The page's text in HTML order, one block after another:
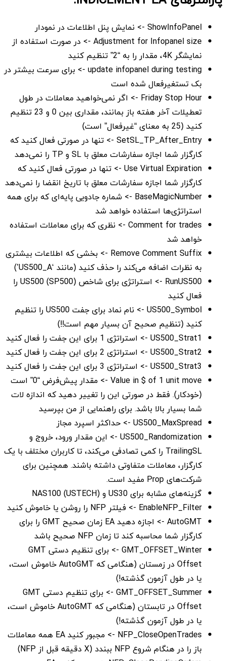
ShowInfoPanel -> نمایش پنل اطلاعات در نمودار
Adjustment for Infopanel size -> در صورت استفاده از
نمایشگر 4K، مقدار را به “2” تنظیم کنید
update infopanel during testing -> برای سرعت بیشتر در
بک تستغیرفعال شده است
Friday Stop Hour -> اگر نمی‌خواهید معاملات در طول
تعطیلات آخر هفته باز بمانند، مقداری بین 0 و 23 تنظیم
کنید (25 به معنای “غیرفعال” است)
SetSL_TP_After_Entry -> تنها در صورتی فعال کنید که
کارگزار شما اجازه سفارشات معلق با SL و TP را نمی‌دهد
Use Virtual Expiration -> تنها در صورتی فعال کنید که
کارگزار شما اجازه سفارشات معلق با تاریخ انقضا را نمی‌دهد
BaseMagicNumber -> شماره جادویی پایه‌ای که برای همه
استراتژی‌ها استفاده خواهد شد
Comment for trades -> نظری که برای معاملات استفاده
خواهد شد
Remove Comment Suffix -> بخشی که اطلاعات بیشتری
به نظرات اضافه می‌کند را حذف کنید (مانند ‘US500_A’)
RunUS500 -> استراتژی برای شاخص US500 (SP500) را
فعال کنید
US500_Symbol -> نام نماد برای جفت US500 را تنظیم
کنید (تنظیم صحیح آن بسیار مهم است!!)
US500_Strat1 -> استراتژی 1 برای این جفت را فعال کنید
US500_Strat2 -> استراتژی 2 برای این جفت را فعال کنید
US500_Strat3 -> استراتژی 3 برای این جفت را فعال کنید
Value in $ of 1 unit move -> مقدار پیش‌فرض “0” است
(خودکار). فقط در صورتی این را تغییر دهید که اندازه لات
شما بسیار بالا باشد. برای راهنمایی از من بپرسید
US500_MaxSpread -> حداکثر اسپرد مجاز
US500_Randomization -> این مقدار ورود، خروج و
TrailingSL را کمی تصادفی می‌کند، تا کاربران مختلف با یک
کارگزار، معاملات متفاوتی داشته باشند. همچنین برای
شرکت‌های Prop مفید است.
گزینه‌های مشابه برای US30 و NAS100 (USTECH)
EnableNFP_Filter -> فیلتر NFP را روشن یا خاموش کنید
AutoGMT -> اجازه دهید EA زمان صحیح GMT را برای
کارگزار شما محاسبه کند تا زمان NFP صحیح باشد
GMT_OFFSET_Winter -> برای تنظیم دستی GMT
Offset در زمستان (هنگامی که AutoGMT خاموش است،
یا در طول آزمون گذشته!)
GMT_OFFSET_Summer -> برای تنظیم دستی GMT
Offset در تابستان (هنگامی که AutoGMT خاموش است،
یا در طول آزمون گذشته!)
NFP_CloseOpenTrades -> مجبور کنید EA همه معاملات
باز را در هنگام شروع NFP ببندد (X دقیقه قبل از NFP)